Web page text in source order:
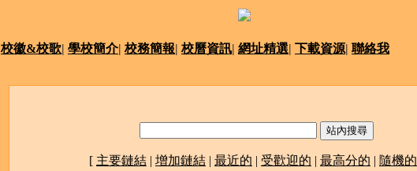
校徽&校歌| 學校簡介| 校務簡報| 校曆資訊| 網址精選| 下載資源| 聯絡我
[ 主要鏈結 | 增加鏈結 | 最近的 | 受歡迎的 | 最高分的 | 隨機的